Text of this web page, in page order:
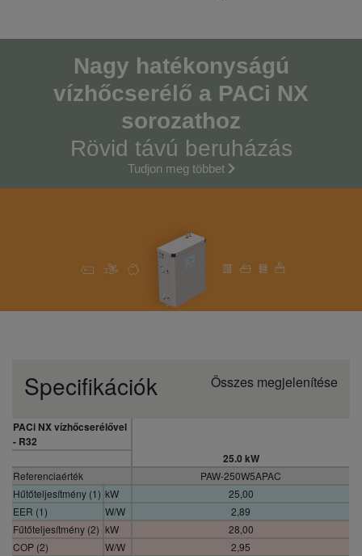
Nagy hatékonyságú
vízhőcserélő a PACi NX
sorozathoz
Rövid távú beruházás
Tudjon meg többet
Specifikációk Összes megjelenítése
PACi NX vízhőcserélővel
- R32
25.0 kW
Referenciaérték
PAW-250W5APAC
Hűtőteljesítmény (1) kW
25,00
EER (1)
W/W
2,89
Fűtőteljesítmény (2) kW
28,00
COP (2)
W/W
2,95